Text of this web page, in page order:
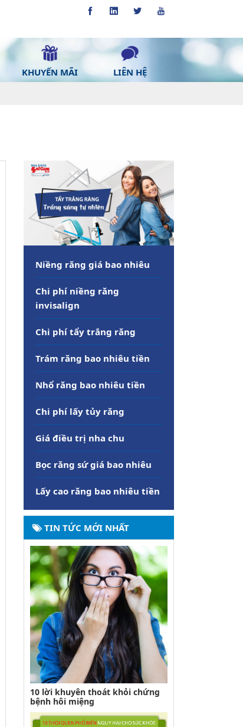
KHUYẾN MÃI
LIÊN HỆ
Niềng răng giá bao nhiêu
Chi phí niềng răng
invisalign
Chi phí tẩy trắng răng
Trám răng bao nhiêu tiền
Nhổ răng bao nhiêu tiền
Chi phí lấy tủy răng
Giá điều trị nha chu
Bọc răng sứ giá bao nhiêu
Lấy cao răng bao nhiêu tiền
TIN TỨC MỚI NHẤT
10 lời khuyên thoát khỏi chứng
bệnh hôi miệng